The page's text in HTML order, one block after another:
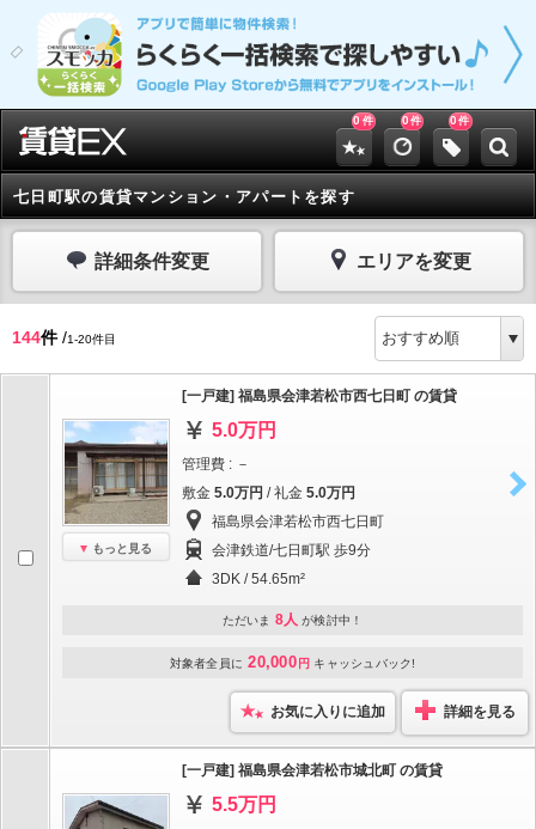
0 件 0件 0件
七日町駅の賃貸マンション・アパートを探す
詳細条件変更 エリアを変更
144件/1-20件目
もっと見る
[一戸建] 福島県会津若松市西七日町 の賃貸
5.0万円
管理費 : －
敷金 5.0万円 / 礼金 5.0万円
福島県会津若松市西七日町
会津鉄道/七日町駅 歩9分
3DK / 54.65m²
ただいま 8人 が検討中！
対象者全員に 20,000 円 キャッシュバック!
お気に入りに追加 詳細を見る
[一戸建] 福島県会津若松市城北町 の賃貸
5.5万円